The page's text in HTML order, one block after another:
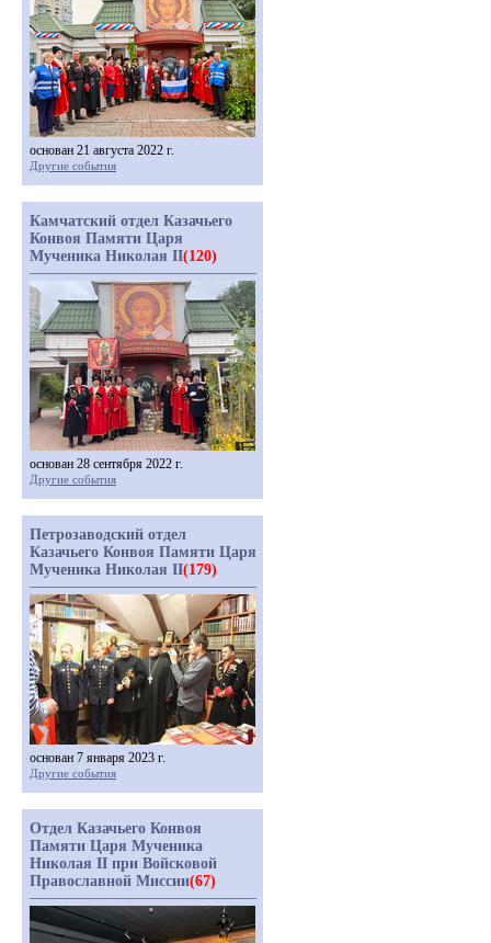
основан 21 августа 2022 г.
Другие события
Камчатский отдел Казачьего
Конвоя Памяти Царя
Мученика Николая II(120)
основан 28 сентября 2022 г.
Другие события
Петрозаводский отдел
Казачьего Конвоя Памяти Царя
Мученика Николая II(179)
основан 7 января 2023 г.
Другие события
Отдел Казачьего Конвоя
Памяти Царя Мученика
Николая II при Войсковой
Православной Миссии(67)